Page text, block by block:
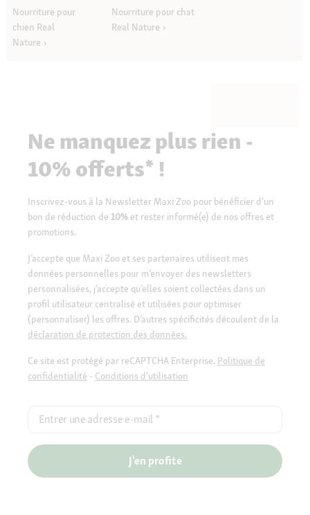
Nourriture pour
chien Real
Nature
Nourriture pour chat
Real Nature
Ne manquez plus rien -
10% offerts* !
Inscrivez-vous à la Newsletter Maxi Zoo pour bénéficier d’un
bon de réduction de 10% et rester informé(e) de nos offres et
promotions.
J’accepte que Maxi Zoo et ses partenaires utilisent mes
données personnelles pour m’envoyer des newsletters
personnalisées, j’accepte qu’elles soient collectées dans un
profil utilisateur centralisé et utilisées pour optimiser
(personnaliser) les offres. D’autres spécificités découlent de la
déclaration de protection des données.
Ce site est protégé par reCAPTCHA Enterprise. Politique de
confidentialité - Conditions d'utilisation
Entrer une adresse e-mail *
J'en profite